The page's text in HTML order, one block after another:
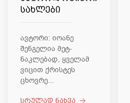
სახლები
ავტორი: იოანე
შენგელია მეტ-
ნაკლებად, ყველამ
ვიცით ქრისტეს
ცხოვრე...
სრულად ნახვა